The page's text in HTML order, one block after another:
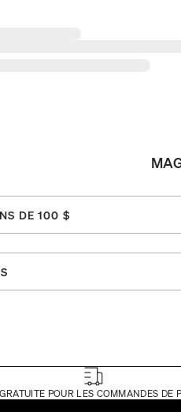
DE 100 $
POUR LES COMMANDES DE